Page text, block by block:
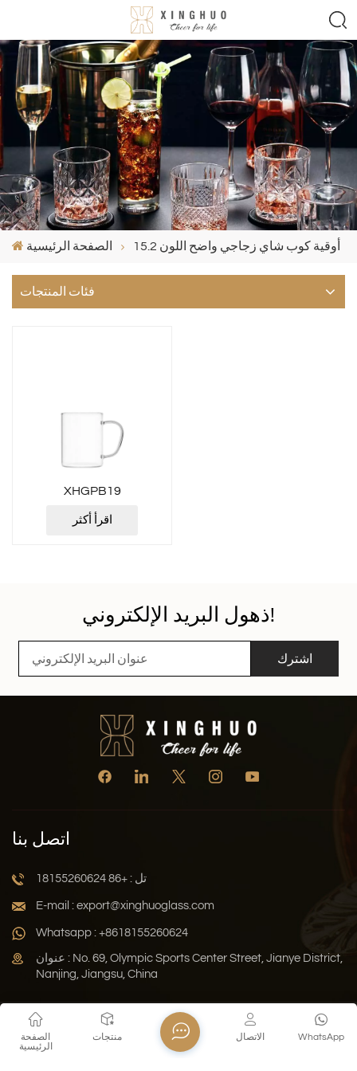
الصفحة الرئيسية 15.2 أوقية كوب شاي زجاجي واضح اللون
فئات المنتجات
XHGPB19
اقرأ أكثر
ذهول البريد الإلكتروني!
اشترك
اتصل بنا
تل : +86 18155260624
E-mail : export@xinghuoglass.com
Whatsapp : +8618155260624
عنوان : No. 69, Olympic Sports Center Street, Jianye District,
Nanjing, Jiangsu, China
Xml سياسة الخصوصية المدونة
خريطة الموقع
حقوق النشر © 2026 Jiangsu Xinghuo Technology Co., Ltd. جميع
الصفحة
الرئيسية
منتجات WhatsApp الاتصال